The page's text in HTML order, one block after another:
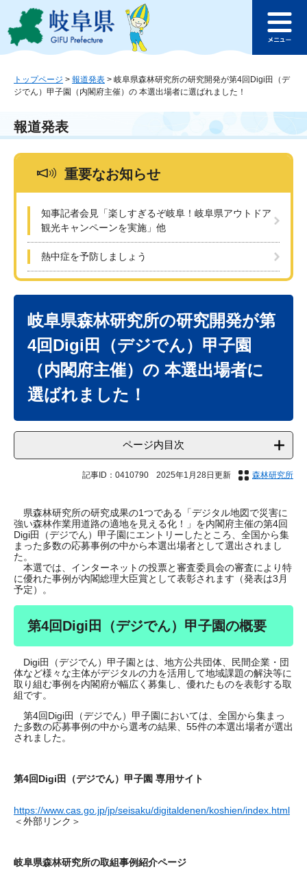
ジ
ュ
本
このページの本文へ
ュ
トップページ > 報道発表 > 岐阜県森林研究所の研究開発が第4回Digi田（デ
ジでん）甲子園（内閣府主催）の 本選出場者に選ばれました！
報道発表
重要なお知らせ
知事記者会見「楽しすぎるぞ岐阜！岐阜県アウトドア
観光キャンペーンを実施」他
熱中症を予防しましょう
岐阜県森林研究所の研究開発が第
4回Digi田（デジでん）甲子園
（内閣府主催）の 本選出場者に
選ばれました！
ページ内目次
記事ID：0410790 2025年1月28日更新 森林研究所
県森林研究所の研究成果の1つである「デジタル地図で災害に
強い森林作業用道路の適地を見える化！」を内閣府主催の第4回
Digi田（デジでん）甲子園にエントリーしたところ、全国から集
まった多数の応募事例の中から本選出場者として選出されまし
た。
本選では、インターネットの投票と審査委員会の審査により特
に優れた事例が内閣総理大臣賞として表彰されます（発表は3月
予定）。
第4回Digi田（デジでん）甲子園の概要
Digi田（デジでん）甲子園とは、地方公共団体、民間企業・団
体など様々な主体がデジタルの力を活用して地域課題の解決等に
取り組む事例を内閣府が幅広く募集し、優れたものを表彰する取
組です。
第4回Digi田（デジでん）甲子園においては、全国から集まっ
た多数の応募事例の中から選考の結果、55件の本選出場者が選出
されました。
第4回Digi田（デジでん）甲子園 専用サイト
https://www.cas.go.jp/jp/seisaku/digitaldenen/koshien/index.html
＜外部リンク＞
岐阜県森林研究所の取組事例紹介ページ